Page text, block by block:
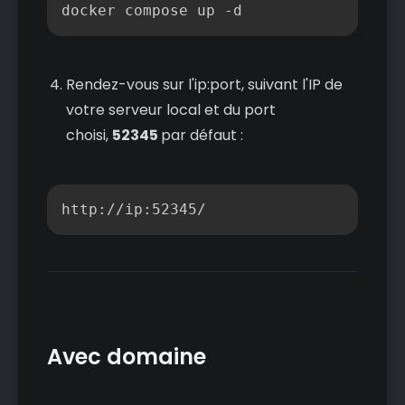
docker compose up -d
Rendez-vous sur l'ip:port, suivant l'IP de
votre serveur local et du port
choisi, 52345 par défaut :
http://ip:52345/
Avec domaine